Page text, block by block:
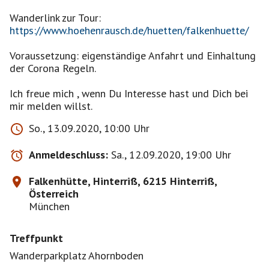
Wanderlink zur Tour:
https://www.hoehenrausch.de/huetten/falkenhuette/
Voraussetzung: eigenständige Anfahrt und Einhaltung
der Corona Regeln.
Ich freue mich , wenn Du Interesse hast und Dich bei
mir melden willst.
So., 13.09.2020, 10:00 Uhr
Anmeldeschluss: Sa., 12.09.2020, 19:00 Uhr
Falkenhütte, Hinterriß, 6215 Hinterriß,
Österreich
München
Treffpunkt
Wanderparkplatz Ahornboden